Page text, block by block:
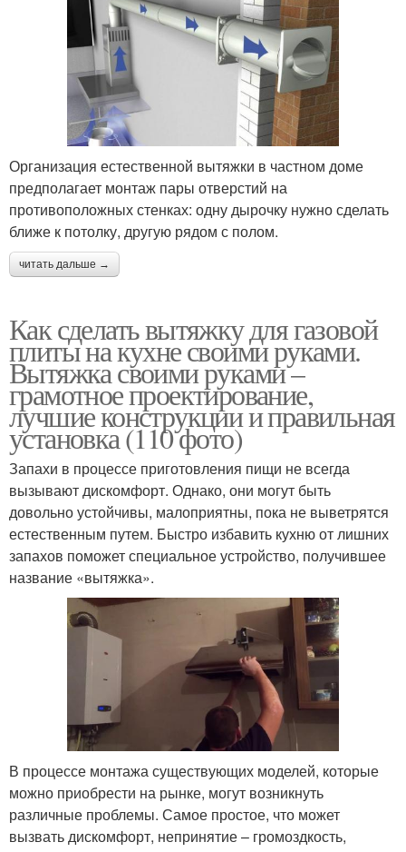
Организация естественной вытяжки в частном доме
предполагает монтаж пары отверстий на
противоположных стенках: одну дырочку нужно сделать
ближе к потолку, другую рядом с полом.
читать дальше →
Как сделать вытяжку для газовой
плиты на кухне своими руками.
Вытяжка своими руками –
грамотное проектирование,
лучшие конструкции и правильная
установка (110 фото)
Запахи в процессе приготовления пищи не всегда
вызывают дискомфорт. Однако, они могут быть
довольно устойчивы, малоприятны, пока не выветрятся
естественным путем. Быстро избавить кухню от лишних
запахов поможет специальное устройство, получившее
название «вытяжка».
В процессе монтажа существующих моделей, которые
можно приобрести на рынке, могут возникнуть
различные проблемы. Самое простое, что может
вызвать дискомфорт, непринятие – громоздкость,